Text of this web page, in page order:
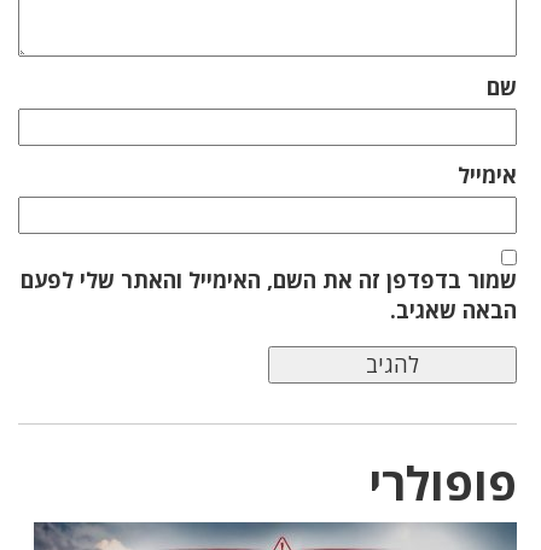
שם
אימייל
שמור בדפדפן זה את השם, האימייל והאתר שלי לפעם
הבאה שאגיב.
פופולרי